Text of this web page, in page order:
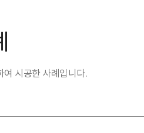
여 시공한 사례입니다.